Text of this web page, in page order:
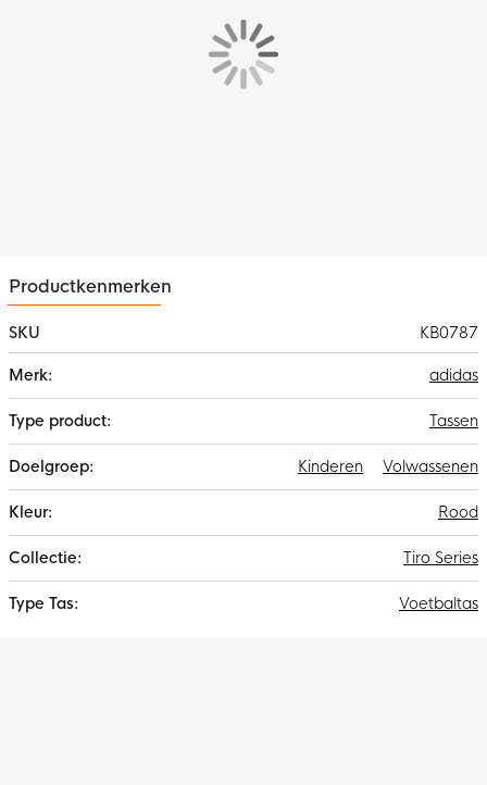
comfortabel op jouw manier, of je nu onderweg bent naar het
veld of naar de sportschool.
Productkenmerken
SKU
KB0787
informatie
adidas
Tassen
Volwassenen
Kinderen
Rood
Tiro Series
Voetbaltas